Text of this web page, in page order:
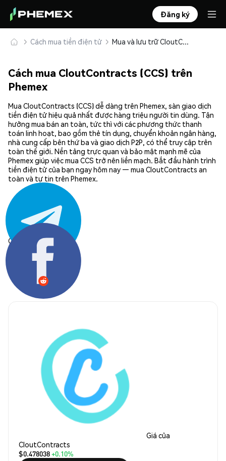
Đăng ký
Cách mua tiền điện tử Mua và lưu trữ CloutContracts (CCS) an toàn
Cách mua CloutContracts (CCS) trên
Phemex
Mua CloutContracts (CCS) dễ dàng trên Phemex, sàn giao dịch
tiền điện tử hiệu quả nhất được hàng triệu người tin dùng. Tận
hưởng mua bán an toàn, tức thì với các phương thức thanh
toán linh hoạt, bao gồm thẻ tín dụng, chuyển khoản ngân hàng,
nhà cung cấp bên thứ ba và giao dịch P2P, có thể truy cập trên
toàn thế giới. Nền tảng trực quan và bảo mật mạnh mẽ của
Phemex giúp việc mua CCS trở nên liền mạch. Bắt đầu hành trình
tiền điện tử của bạn ngay hôm nay — mua CloutContracts an
toàn và tự tin trên Phemex.
Chia sẻ:
Giá của
CloutContracts
$0.478038+0.10%